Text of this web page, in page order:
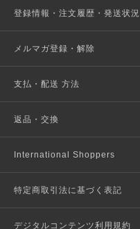
登録情報・注文履歴・発送状況
メルマガ登録・解除
支払・配送 方法
返品・交換
International Shoppers
特定商取引法に基づく表記
デジタルコンテンツ利用規約